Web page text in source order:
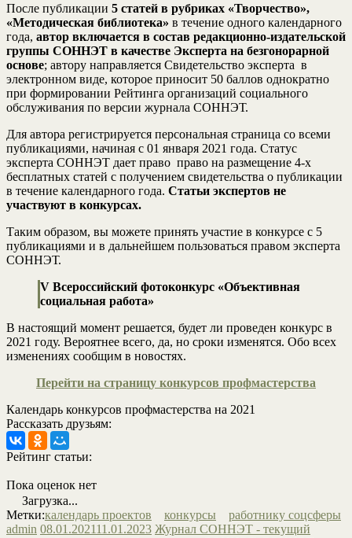
После публикации 5 статей в рубриках «Творчество»,
«Методическая библиотека» в течение одного календарного
года, автор включается в состав редакционно-издательской
группы СОННЭТ в качестве Эксперта на безгонорарной
основе; автору направляется Свидетельство эксперта в
электронном виде, которое приносит 50 баллов однократно
при формировании Рейтинга организаций социального
обслуживания по версии журнала СОННЭТ.
Для автора регистрируется персональная страница со всеми
публикациями, начиная с 01 января 2021 года. Статус
эксперта СОННЭТ дает право право на размещение 4-х
бесплатных статей с получением свидетельства о публикации
в течение календарного года. Статьи экспертов не
участвуют в конкурсах.
Таким образом, вы можете принять участие в конкурсе с 5
публикациями и в дальнейшем пользоваться правом эксперта
СОННЭТ.
V Всероссийский фотоконкурс «Объективная
социальная работа»
В настоящий момент решается, будет ли проведен конкурс в
2021 году. Вероятнее всего, да, но сроки изменятся. Обо всех
изменениях сообщим в новостях.
Перейти на страницу конкурсов профмастерства
Календарь конкурсов профмастерства на 2021
Рассказать друзьям:
Рейтинг статьи:
Пока оценок нет
Загрузка...
Метки:календарь проектов конкурсы
работнику соцсферы
admin 08.01.202111.01.2023 Журнал СОННЭТ - текущий